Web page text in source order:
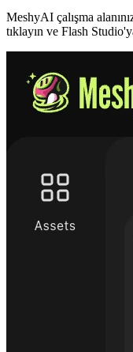
MeshyAI çalışma
tıklayın ve Flash